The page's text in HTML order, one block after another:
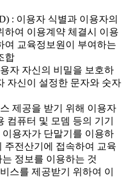
: 이용자 식별과 이용자의
하여 이용계약 체결시 이용
여 교육정보원이 부여하는
합
자 자신의 비밀을 보호하
자신이 설정한 문자와 숫자
제공을 받기 위해 이용자
컴퓨터 및 모뎀 등의 기기
용자가 단말기를 이용하
주전산기에 접속하여 교육
정보를 이용하는 것
스를 제공받기 위하여 이